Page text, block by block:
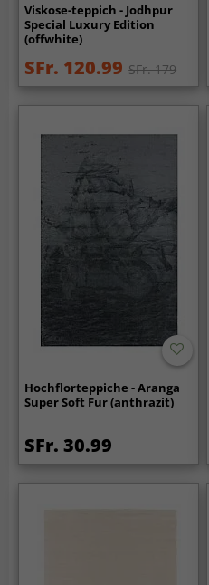
Viskose-teppich - Jodhpur
Special Luxury Edition
(offwhite)
SFr. 120.99 SFr. 179
Hochflorteppiche - Aranga
Super Soft Fur (anthrazit)
SFr. 30.99